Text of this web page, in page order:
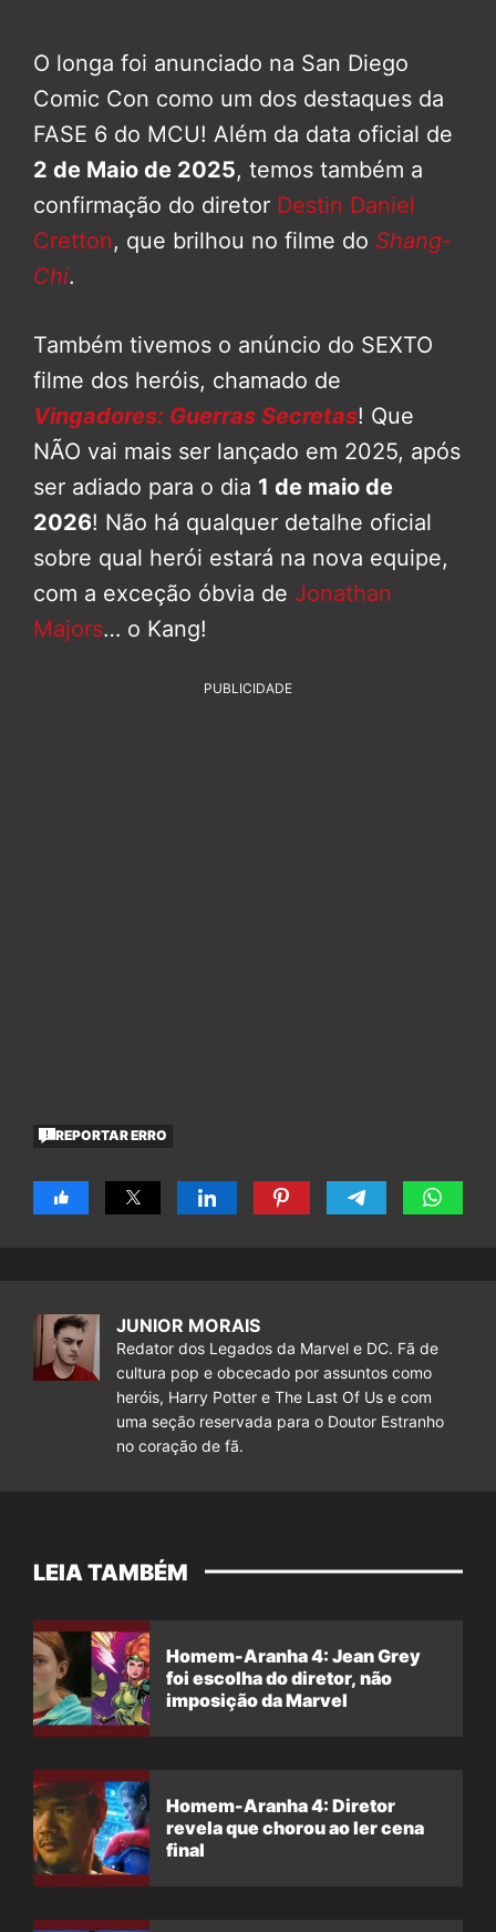
O longa foi anunciado na San Diego
Comic Con como um dos destaques da
FASE 6 do MCU! Além da data oficial de
2 de Maio de 2025, temos também a
confirmação do diretor Destin Daniel
Cretton, que brilhou no filme do Shang-
Chi.
Também tivemos o anúncio do SEXTO
filme dos heróis, chamado de
Vingadores: Guerras Secretas! Que
NÃO vai mais ser lançado em 2025, após
ser adiado para o dia 1 de maio de
2026! Não há qualquer detalhe oficial
sobre qual herói estará na nova equipe,
com a exceção óbvia de Jonathan
Majors… o Kang!
PUBLICIDADE
REPORTAR ERRO
JUNIOR MORAIS
Redator dos Legados da Marvel e DC. Fã de
cultura pop e obcecado por assuntos como
heróis, Harry Potter e The Last Of Us e com
uma seção reservada para o Doutor Estranho
no coração de fã.
LEIA TAMBÉM
Homem-Aranha 4: Jean Grey
foi escolha do diretor, não
imposição da Marvel
Homem-Aranha 4: Diretor
revela que chorou ao ler cena
final